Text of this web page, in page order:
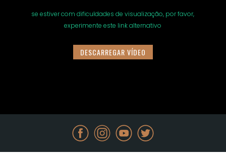
se estiver com dificuldades de visualização, por favor,
experimente este link alternativo
DESCARREGAR VÍDEO